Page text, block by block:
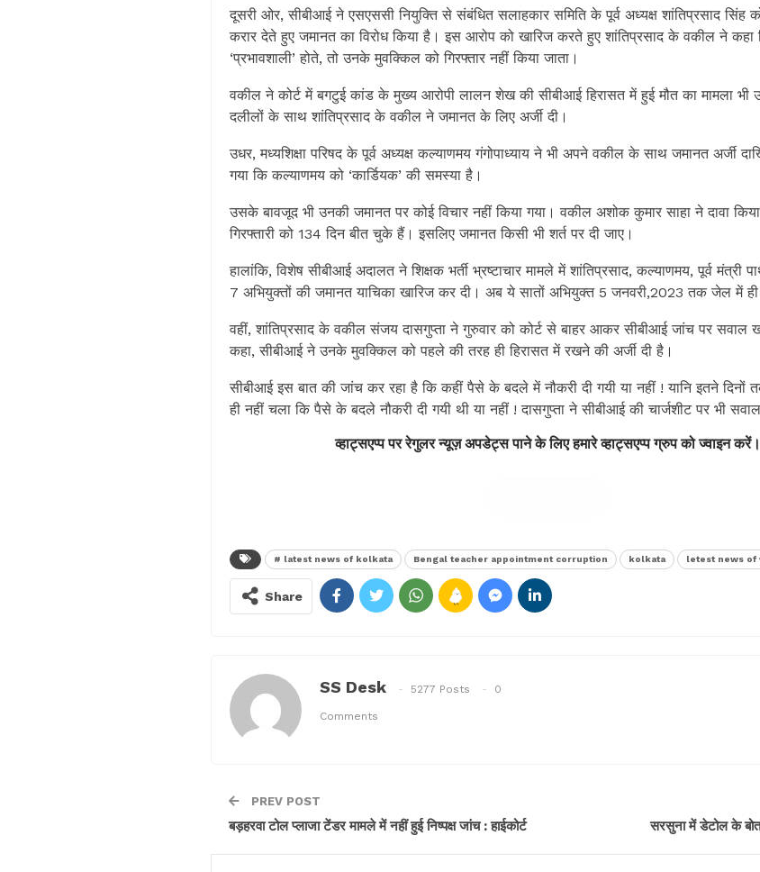
दूसरी ओर, सीबीआई ने एसएससी नियुक्ति से संबंधित सलाहकार समिति के पूर्व अध्यक्ष शांतिप्रसाद सिंह को
करार देते हुए जमानत का विरोध किया है। इस आरोप को खारिज करते हुए शांतिप्रसाद के वकील ने
‘प्रभावशाली’ होते, तो उनके मुवक्किल को गिरफ्तार नहीं किया जाता।
वकील ने कोर्ट में बगटुई कांड के मुख्य आरोपी लालन शेख की सीबीआई हिरासत में हुई मौत का मामला भी
दलीलों के साथ शांतिप्रसाद के वकील ने जमानत के लिए अर्जी दी।
उधर, मध्यशिक्षा परिषद के पूर्व अध्यक्ष कल्याणमय गंगोपाध्याय ने भी अपने वकील के साथ जमानत अर्जी
गया कि कल्याणमय को ‘कार्डियक’ की समस्या है।
उसके बावजूद भी उनकी जमानत पर कोई विचार नहीं किया गया। वकील अशोक कुमार साहा ने दावा
गिरफ्तारी को 134 दिन बीत चुके हैं। इसलिए जमानत किसी भी शर्त पर दी जाए।
हालांकि, विशेष सीबीआई अदालत ने शिक्षक भर्ती भ्रष्टाचार मामले में शांतिप्रसाद, कल्याणमय, पूर्व मंत्री
7 अभियुक्तों की जमानत याचिका खारिज कर दी। अब ये सातों अभियुक्त 5 जनवरी,2023 तक जेल में ही
वहीं, शांतिप्रसाद के वकील संजय दासगुप्ता ने गुरुवार को कोर्ट से बाहर आकर सीबीआई जांच पर सवाल
कहा, सीबीआई ने उनके मुवक्किल को पहले की तरह ही हिरासत में रखने की अर्जी दी है।
सीबीआई इस बात की जांच कर रहा है कि कहीं पैसे के बदले में नौकरी दी गयी या नहीं ! यानि इतने दिनों
ही नहीं चला कि पैसे के बदले नौकरी दी गयी थी या नहीं ! दासगुप्ता ने सीबीआई की चार्जशीट पर भी
व्हाट्सएप्प पर रेगुलर न्यूज़ अपडेट्स पाने के लिए हमारे व्हाट्सएप्प ग्रुप को ज्वाइन करें।
# latest news of kolkata Bengal teacher appointment corruption kolkata letest news of
Share
SS Desk 5277 Posts 0
Comments
PREV POST
बड़हरवा टोल प्लाजा टेंडर मामले में नहीं हुई निष्पक्ष जांच : हाईकोर्ट सरसुना में डेटोल के